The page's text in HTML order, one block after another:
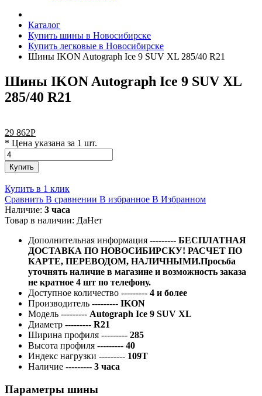
Каталог
Купить шины в Новосибирске
Купить легковые в Новосибирске
Шины IKON Autograph Ice 9 SUV XL 285/40 R21
Шины IKON Autograph Ice 9 SUV XL
285/40 R21
29 862Р
* Цена указана за 1 шт.
Купить
Купить в 1 клик
Сравнить В сравнении В избранное В Избранном
Наличие: 3 часа
Товар в наличии: ДаНет
Дополнительная информация --------- БЕСПЛАТНАЯ
ДОСТАВКА ПО НОВОСИБИРСКУ! РАСЧЕТ ПО
КАРТЕ, ПЕРЕВОДОМ, НАЛИЧНЫМИ.Просьба
уточнять наличие в магазине и возможность заказа
не кратное 4 шт по телефону.
Доступное количество --------- 4 и более
Производитель --------- IKON
Модель --------- Autograph Ice 9 SUV XL
Диаметр --------- R21
Ширина профиля --------- 285
Высота профиля --------- 40
Индекс нагрузки --------- 109T
Наличие --------- 3 часа
Параметры шины